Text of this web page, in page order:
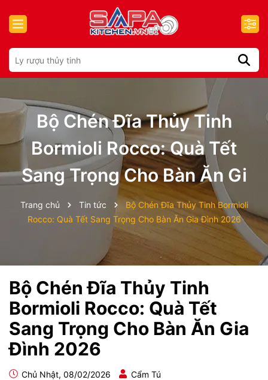
Bộ Chén Đĩa Thủy Tinh
Bormioli Rocco: Quà Tết
Sang Trọng Cho Bàn Ăn Gi
Trang chủ Tin tức
Bộ Chén Đĩa Thủy Tinh Bormioli
Rocco: Quà Tết Sang Trọng Cho Bàn Ăn Gia Đình 2026
Bộ Chén Đĩa Thủy Tinh
Bormioli Rocco: Quà Tết
Sang Trọng Cho Bàn Ăn Gia
Đình 2026
Chủ Nhật, 08/02/2026 Cẩm Tú